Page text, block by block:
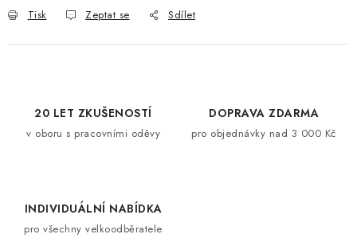
Tisk Zeptat se Sdílet
20 LET ZKUŠENOSTÍ
v oboru s pracovními oděvy
DOPRAVA ZDARMA
pro objednávky nad 3 000 Kč
INDIVIDUÁLNÍ NABÍDKA
pro všechny velkoodběratele